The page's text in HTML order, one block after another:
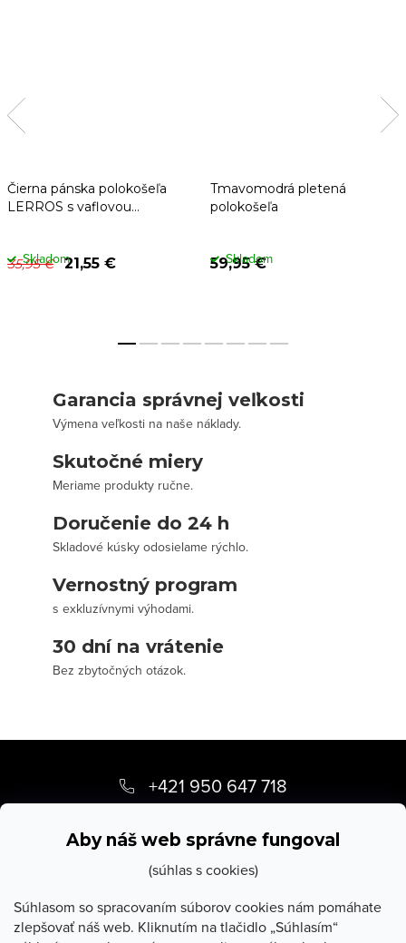
Aby náš web správne fungoval
(súhlas s cookies)
Súhlasom so spracovaním súborov cookies nám pomáhate
zlepšovať náš web. Kliknutím na tlačidlo „Súhlasím“
Čierna pánska polokošeľa
LERROS s vaflovou
35,95 € 21,55 €
Skladom
Tmavomodrá pletená
polokošeľa
59,95 €
Skladom
Garancia správnej veľkosti
Výmena veľkosti na naše náklady.
Skutočné miery
Meriame produkty ručne.
Doručenie do 24 h
Skladové kúsky odosielame rýchlo.
Vernostný program
s exkluzívnymi výhodami.
30 dní na vrátenie
Bez zbytočných otázok.
p
+421 950 647 718